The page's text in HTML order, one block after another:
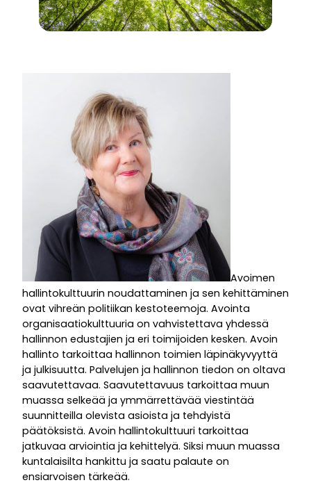
Avoimen
hallintokulttuurin noudattaminen ja sen kehittäminen
ovat vihreän politiikan kestoteemoja. Avointa
organisaatiokulttuuria on vahvistettava yhdessä
hallinnon edustajien ja eri toimijoiden kesken. Avoin
hallinto tarkoittaa hallinnon toimien läpinäkyvyyttä
ja julkisuutta. Palvelujen ja hallinnon tiedon on oltava
saavutettavaa. Saavutettavuus tarkoittaa muun
muassa selkeää ja ymmärrettävää viestintää
suunnitteilla olevista asioista ja tehdyistä
päätöksistä. Avoin hallintokulttuuri tarkoittaa
jatkuvaa arviointia ja kehittelyä. Siksi muun muassa
kuntalaisilta hankittu ja saatu palaute on
ensiarvoisen tärkeää.